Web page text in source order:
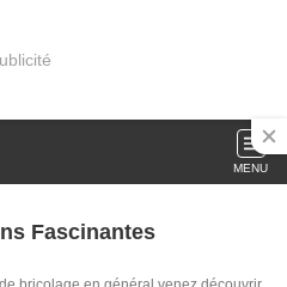
MENU
Fascinantes